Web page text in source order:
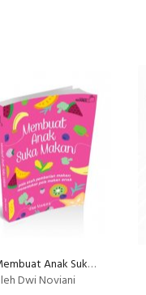
Membuat Anak Suka Makan
Dwi Noviani